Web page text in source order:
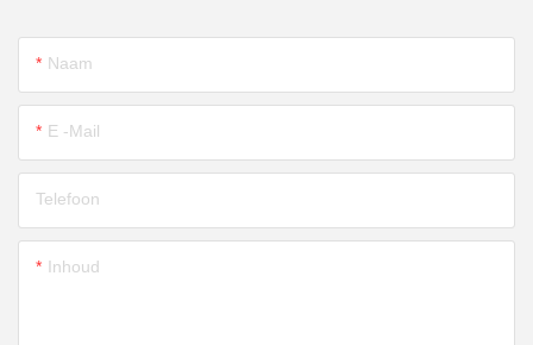
Naam
E -mail
Telefoon
Inhoud